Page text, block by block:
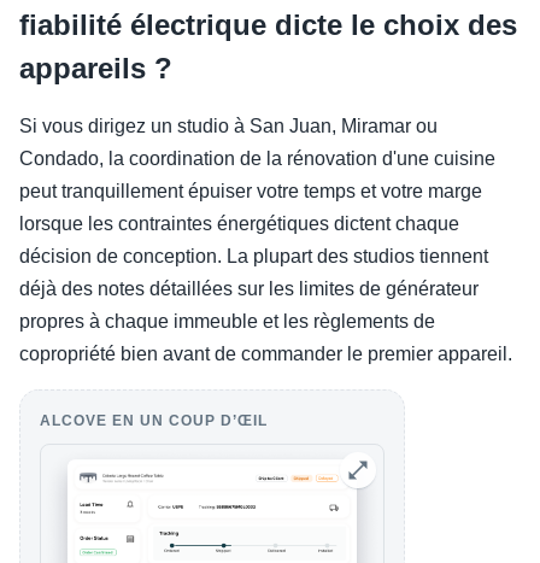
fiabilité électrique dicte le choix des
appareils ?
Si vous dirigez un studio à San Juan, Miramar ou
Condado, la coordination de la rénovation d'une cuisine
peut tranquillement épuiser votre temps et votre marge
lorsque les contraintes énergétiques dictent chaque
décision de conception. La plupart des studios tiennent
déjà des notes détaillées sur les limites de générateur
propres à chaque immeuble et les règlements de
copropriété bien avant de commander le premier appareil.
ALCOVE EN UN COUP D’ŒIL